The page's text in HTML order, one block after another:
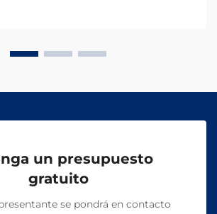
un presupuesto
gratuito
se pondrá en contacto